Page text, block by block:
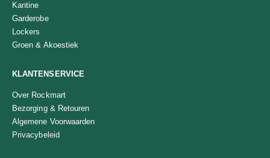
Kantine
Garderobe
Lockers
Groen & Akoestiek
KLANTENSERVICE
Over Rockmart
Bezorging & Retouren
Algemene Voorwaarden
Privacybeleid